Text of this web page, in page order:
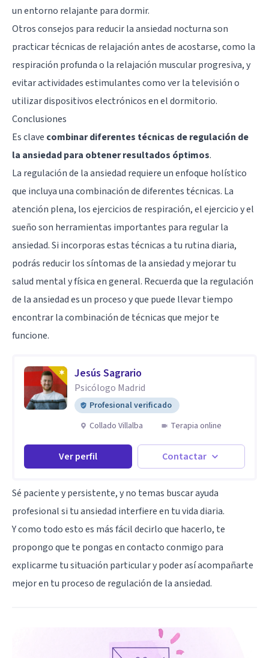
un entorno relajante para dormir.
Otros consejos para reducir la ansiedad nocturna son
practicar técnicas de relajación antes de acostarse, como la
respiración profunda o la relajación muscular progresiva, y
evitar actividades estimulantes como ver la televisión o
utilizar dispositivos electrónicos en el dormitorio.
Conclusiones
Es clave combinar diferentes técnicas de regulación de
la ansiedad para obtener resultados óptimos.
La regulación de la ansiedad requiere un enfoque holístico
que incluya una combinación de diferentes técnicas. La
atención plena, los ejercicios de respiración, el ejercicio y el
sueño son herramientas importantes para regular la
ansiedad. Si incorporas estas técnicas a tu rutina diaria,
podrás reducir los síntomas de la ansiedad y mejorar tu
salud mental y física en general. Recuerda que la regulación
de la ansiedad es un proceso y que puede llevar tiempo
encontrar la combinación de técnicas que mejor te
funcione.
Jesús Sagrario
Psicólogo Madrid
Profesional verificado
Collado Villalba
Terapia online
Ver perfil Contactar
Sé paciente y persistente, y no temas buscar ayuda
profesional si tu ansiedad interfiere en tu vida diaria.
Y como todo esto es más fácil decirlo que hacerlo, te
propongo que te pongas en contacto conmigo para
explicarme tu situación particular y poder así acompañarte
mejor en tu proceso de regulación de la ansiedad.